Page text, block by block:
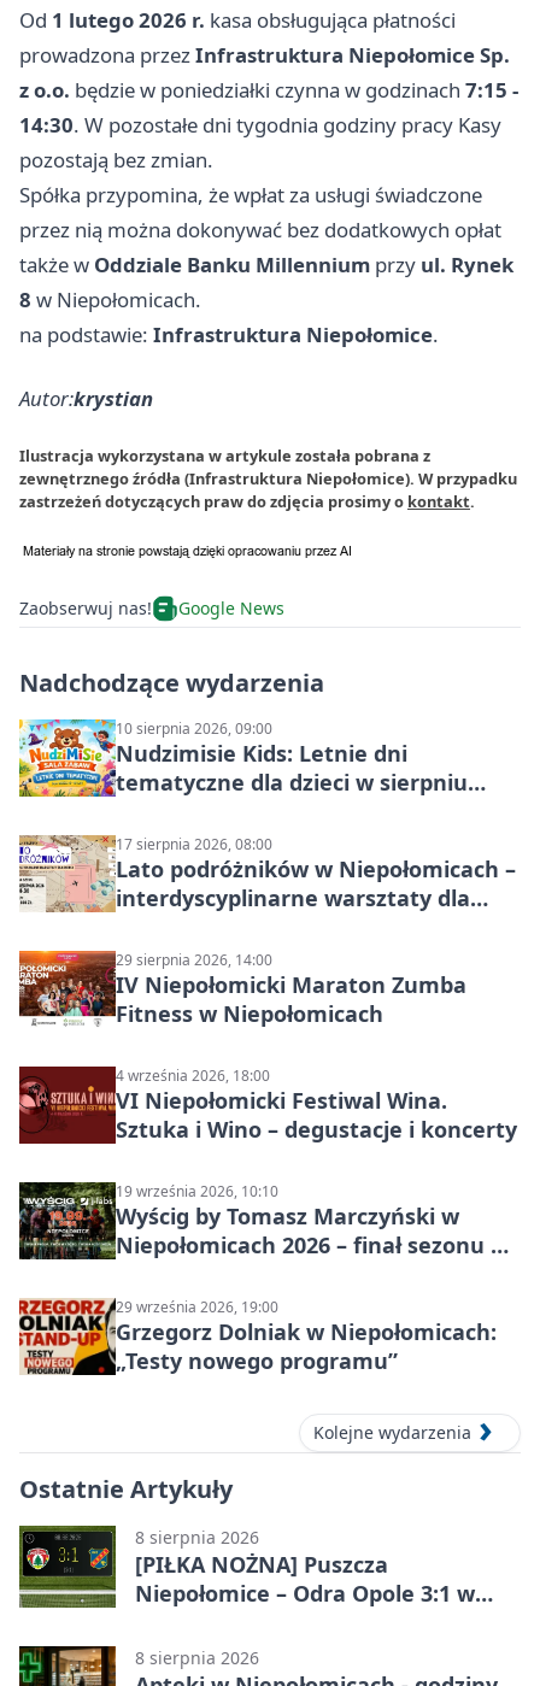
Od 1 lutego 2026 r. kasa obsługująca płatności
prowadzona przezInfrastruktura Niepołomice Sp.
z o.o. będzie w poniedziałki czynna w godzinach 7:15 -
14:30. W pozostałe dni tygodnia godziny pracy Kasy
pozostają bez zmian.
Spółka przypomina, że wpłat za usługi świadczone
przez nią można dokonywać bez dodatkowych opłat
także w Oddziale Banku Millennium przy ul. Rynek
8 w Niepołomicach.
na podstawie: Infrastruktura Niepołomice.
Autor:krystian
Ilustracja wykorzystana w artykule została pobrana z
zewnętrznego źródła (Infrastruktura Niepołomice). W przypadku
zastrzeżeń dotyczących praw do zdjęcia prosimy o kontakt.
Zaobserwuj nas! Google News
Nadchodzące wydarzenia
10 sierpnia 2026, 09:00
Nudzimisie Kids: Letnie dni
tematyczne dla dzieci w sierpniu
17 sierpnia 2026, 08:00
Lato podróżników w Niepołomicach –
interdyscyplinarne warsztaty dla
29 sierpnia 2026, 14:00
IV Niepołomicki Maraton Zumba
Fitness w Niepołomicach
4 września 2026, 18:00
VI Niepołomicki Festiwal Wina.
Sztuka i Wino – degustacje i koncerty
19 września 2026, 10:10
Wyścig by Tomasz Marczyński w
Niepołomicach 2026 – finał sezonu na
29 września 2026, 19:00
Grzegorz Dolniak w Niepołomicach:
„Testy nowego programu”
Kolejne wydarzenia
Ostatnie Artykuły
8 sierpnia 2026
[PIŁKA NOŻNA] Puszcza
Niepołomice – Odra Opole 3:1 w
odwrócili losy meczu
8 sierpnia 2026